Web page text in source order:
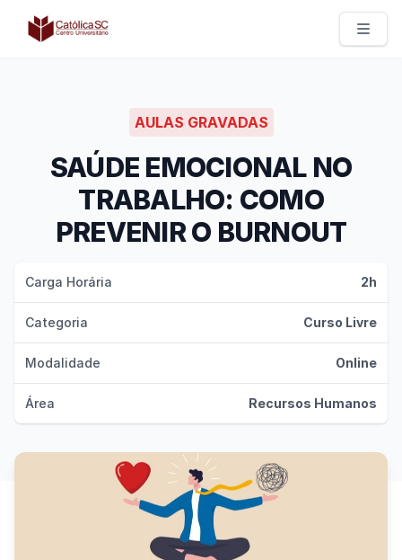
Católica SC | Experts
AULAS GRAVADAS
SAÚDE EMOCIONAL NO
TRABALHO: COMO
PREVENIR O BURNOUT
Carga Horária 2h
Categoria Curso Livre
Modalidade Online
Área Recursos Humanos